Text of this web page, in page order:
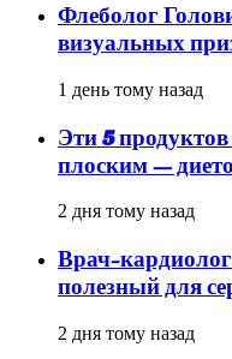
Флеболог
визуальных
1 день тому назад
Эти 5
плоским —
2 дня тому назад
Врач-
полезный для
2 дня тому назад